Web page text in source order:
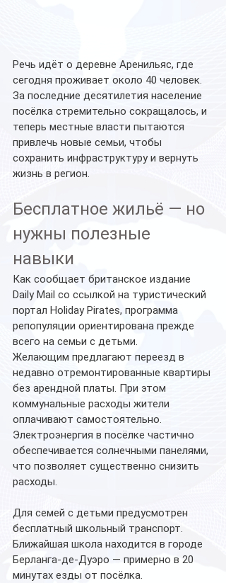
Речь идёт о деревне Аренильяс, где
сегодня проживает около 40 человек.
За последние десятилетия население
посёлка стремительно сокращалось, и
теперь местные власти пытаются
привлечь новые семьи, чтобы
сохранить инфраструктуру и вернуть
жизнь в регион.
Бесплатное жильё — но
нужны полезные
навыки
Как сообщает британское издание
Daily Mail со ссылкой на туристический
портал Holiday Pirates, программа
репопуляции ориентирована прежде
всего на семьи с детьми.
Желающим предлагают переезд в
недавно отремонтированные квартиры
без арендной платы. При этом
коммунальные расходы жители
оплачивают самостоятельно.
Электроэнергия в посёлке частично
обеспечивается солнечными панелями,
что позволяет существенно снизить
расходы.
Для семей с детьми предусмотрен
бесплатный школьный транспорт.
Ближайшая школа находится в городе
Берланга-де-Дуэро — примерно в 20
минутах езды от посёлка.